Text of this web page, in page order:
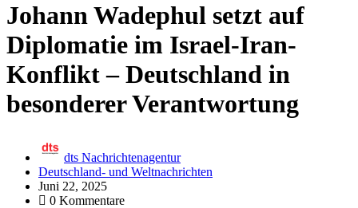
Johann Wadephul setzt auf
Diplomatie im Israel-Iran-
Konflikt – Deutschland in
besonderer Verantwortung
dts Nachrichtenagentur
Deutschland- und Weltnachrichten
Juni 22, 2025
0 Kommentare